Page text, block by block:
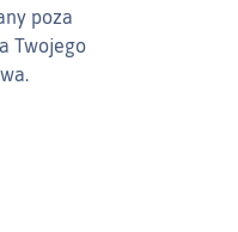
poza
Twojego